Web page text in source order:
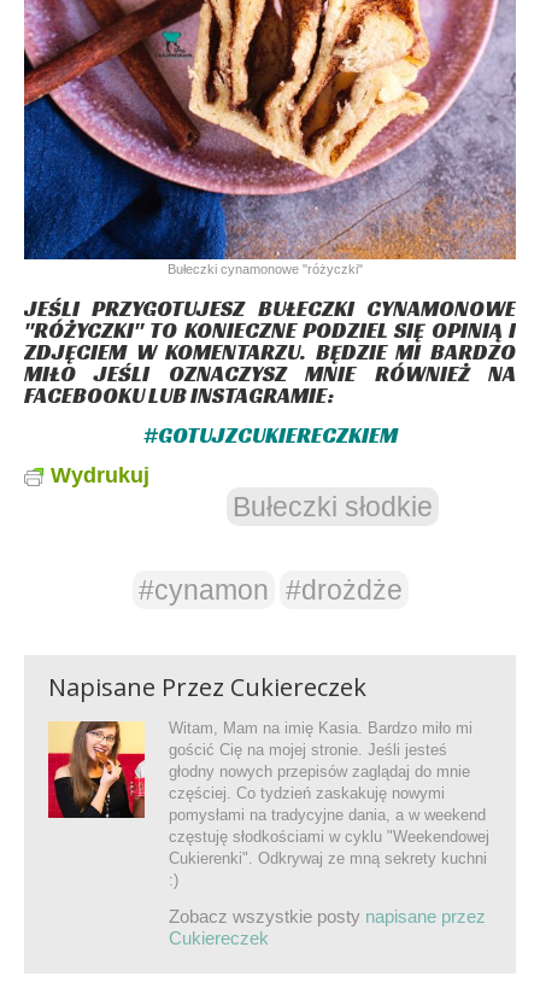
Bułeczki cynamonowe "różyczki"
JEŚLI PRZYGOTUJESZ BUŁECZKI CYNAMONOWE
"RÓŻYCZKI" TO KONIECZNE PODZIEL SIĘ OPINIĄ I
ZDJĘCIEM W KOMENTARZU. BĘDZIE MI BARDZO
MIŁO JEŚLI OZNACZYSZ MNIE RÓWNIEŻ NA
FACEBOOKULUBINSTAGRAMIE:
#GOTUJZCUKIERECZKIEM
Wydrukuj
Bułeczki słodkie
#cynamon #drożdże
Napisane Przez Cukiereczek
Witam, Mam na imię Kasia. Bardzo miło mi
gościć Cię na mojej stronie. Jeśli jesteś
głodny nowych przepisów zaglądaj do mnie
częściej. Co tydzień zaskakuję nowymi
pomysłami na tradycyjne dania, a w weekend
częstuję słodkościami w cyklu "Weekendowej
Cukierenki". Odkrywaj ze mną sekrety kuchni
:)
Zobacz wszystkie posty napisane przez
Cukiereczek